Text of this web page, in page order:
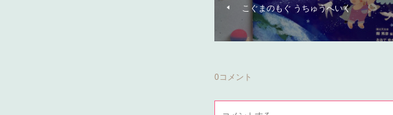
こぐまのもぐ うちゅうへいく
0コメント